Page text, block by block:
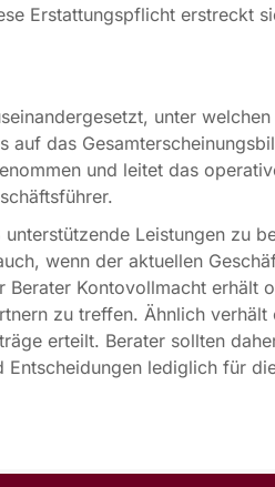
Erstattungspflicht erstreckt
unter
das
und leitet das
Leistungen zu
wenn der aktuellen
Kontovollmacht erhält
zu treffen. Ähnlich
erteilt. Berater sollten
lediglich für